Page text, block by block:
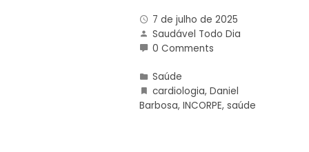
7 de julho de 2025
Saudável Todo Dia
0 Comments
Saúde
cardiologia, Daniel
Barbosa, INCORPE, saúde